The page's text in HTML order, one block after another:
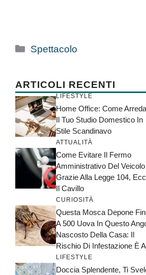
Categorie
Spettacolo
ARTICOLI RECENTI
LIFESTYLE
Home Office: Come
Il Tuo Studio Domestico In
Stile Scandinavo
ATTUALITÀ
Come Evitare Il Fermo
Amministrativo Del Veicolo
Grazie Alla Legge 104,
Il Cavillo
CURIOSITÀ
Questa Mosca Depone
A 500 Uova In Questo
Nascosto Della Casa: Il
Rischio Di Infestazione È
LIFESTYLE
Doccia Splendente, Ti